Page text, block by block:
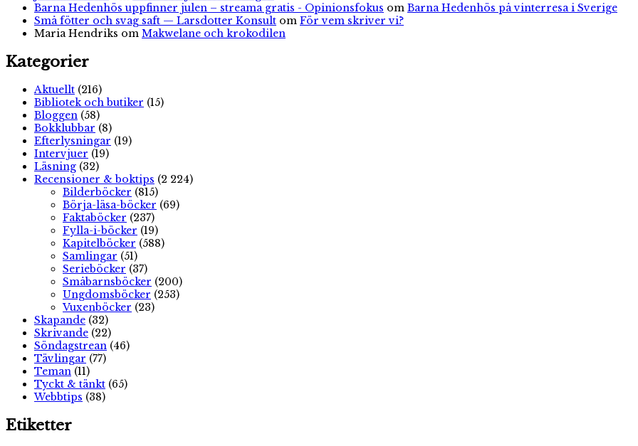
Barna Hedenhös uppfinner julen – streama gratis - Opinionsfokus om Barna Hedenhös på vinterresa i Sverige
Små fötter och svag saft — Larsdotter Konsult om För vem skriver vi?
Maria Hendriks om Makwelane och krokodilen
Kategorier
Aktuellt (216)
Bibliotek och butiker (15)
Bloggen (58)
Bokklubbar (8)
Efterlysningar (19)
Intervjuer (19)
Läsning (32)
Recensioner & boktips (2 224)
Bilderböcker (815)
Börja-läsa-böcker (69)
Faktaböcker (237)
Fylla-i-böcker (19)
Kapitelböcker (588)
Samlingar (51)
Serieböcker (37)
Småbarnsböcker (200)
Ungdomsböcker (253)
Vuxenböcker (23)
Skapande (32)
Skrivande (22)
Söndagstrean (46)
Tävlingar (77)
Teman (11)
Tyckt & tänkt (65)
Webbtips (38)
Etiketter